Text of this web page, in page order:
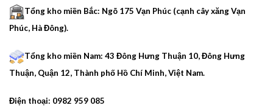
Tổng kho miền Bắc: Ngõ 175 Vạn Phúc (cạnh cây xăng Vạn
Phúc, Hà Đông).
Tổng kho miền Nam: 43 Đông Hưng Thuận 10, Đông Hưng
Thuận, Quận 12, Thành phố Hồ Chí Minh, Việt Nam.
Điện thoại: 0982 959 085